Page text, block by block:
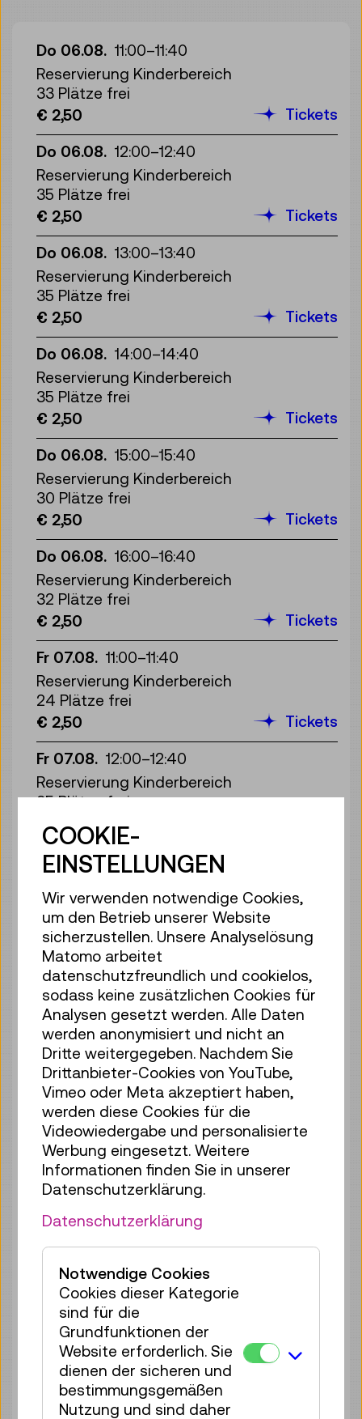
Do 06.08. 11:00–11:40
Reservierung Kinderbereich
33 Plätze frei
€ 2,50
Tickets
Do 06.08. 12:00–12:40
Reservierung Kinderbereich
35 Plätze frei
€ 2,50
Tickets
Do 06.08. 13:00–13:40
Reservierung Kinderbereich
35 Plätze frei
€ 2,50
Tickets
Do 06.08. 14:00–14:40
Reservierung Kinderbereich
35 Plätze frei
€ 2,50
Tickets
Do 06.08. 15:00–15:40
Reservierung Kinderbereich
30 Plätze frei
€ 2,50
Tickets
Do 06.08. 16:00–16:40
Reservierung Kinderbereich
32 Plätze frei
€ 2,50
Tickets
Fr 07.08. 11:00–11:40
Reservierung Kinderbereich
24 Plätze frei
€ 2,50
Tickets
Fr 07.08. 12:00–12:40
Reservierung Kinderbereich
35 Plätze frei
€ 2,50
Fr 07.08. 13:00 – 13:40
35 Plätze frei
€ 2,50
Fr 07.08. 14:00–14:40
Reservierung Kinderbereich
35 Plätze frei
€ 2,50
Tickets
Fr 07.08. 15:00–15:40
Reservierung Kinderbereich
35 Plätze frei
€ 2,50
Tickets
Fr 07.08. 16:00 –16:40
Reservierung Kinderbereich
€ 2,50
Fr 07.08. 17:00
17:40
Reservierung Kinderbereich
35 Plätze frei
€ 2,50
Sa 08.08. 11:00–11:40
Reservierung Kinderbereich
35 Plätze frei
COOKIE-
EINSTELLUNGEN
Wir verwenden notwendige Cookies,
um den Betrieb unserer Website
sicherzustellen. Unsere Analyselösung
Matomo arbeitet
datenschutzfreundlich und cookielos,
sodass keine zusätzlichen Cookies für
Analysen gesetzt werden. Alle Daten
werden anonymisiert und nicht an
Dritte weitergegeben. Nachdem Sie
Drittanbieter-Cookies von YouTube,
Vimeo oder Meta akzeptiert haben,
werden diese Cookies für die
Videowiedergabe und personalisierte
Werbung eingesetzt. Weitere
Informationen finden Sie in unserer
Datenschutzerklärung.
Datenschutzerklärung
Notwendige Cookies
Cookies dieser Kategorie
sind für die
Grundfunktionen der
Website erforderlich. Sie
dienen der sicheren und
bestimmungsgemäßen
Nutzung und sind daher